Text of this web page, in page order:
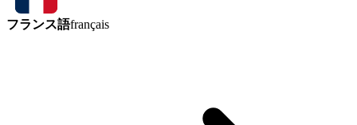
フランス語français